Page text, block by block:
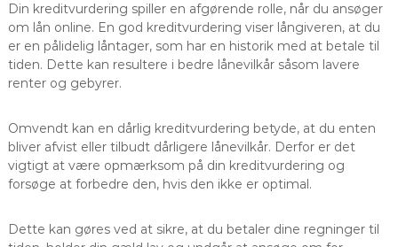
Din kreditvurdering spiller en afgørende rolle, når du ansøger
om lån online. En god kreditvurdering viser långiveren, at du
er en pålidelig låntager, som har en historik med at betale til
tiden. Dette kan resultere i bedre lånevilkår såsom lavere
renter og gebyrer.
Omvendt kan en dårlig kreditvurdering betyde, at du enten
bliver afvist eller tilbudt dårligere lånevilkår. Derfor er det
vigtigt at være opmærksom på din kreditvurdering og
forsøge at forbedre den, hvis den ikke er optimal.
Dette kan gøres ved at sikre, at du betaler dine regninger til